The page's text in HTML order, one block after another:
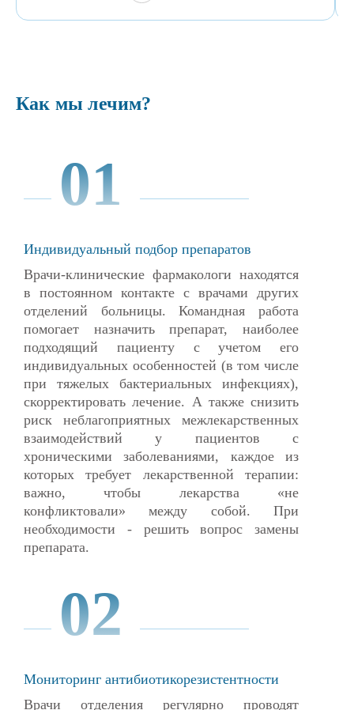
Как мы лечим?
01
Индивидуальный подбор препаратов
Врачи-клинические фармакологи находятся
в постоянном контакте с врачами других
отделений больницы. Командная работа
помогает назначить препарат, наиболее
подходящий пациенту с учетом его
индивидуальных особенностей (в том числе
при тяжелых бактериальных инфекциях),
скорректировать лечение. А также снизить
риск неблагоприятных межлекарственных
взаимодействий у пациентов с
хроническими заболеваниями, каждое из
которых требует лекарственной терапии:
важно, чтобы лекарства «не
конфликтовали» между собой. При
необходимости - решить вопрос замены
препарата.
02
Мониторинг антибиотикорезистентности
Врачи отделения регулярно проводят